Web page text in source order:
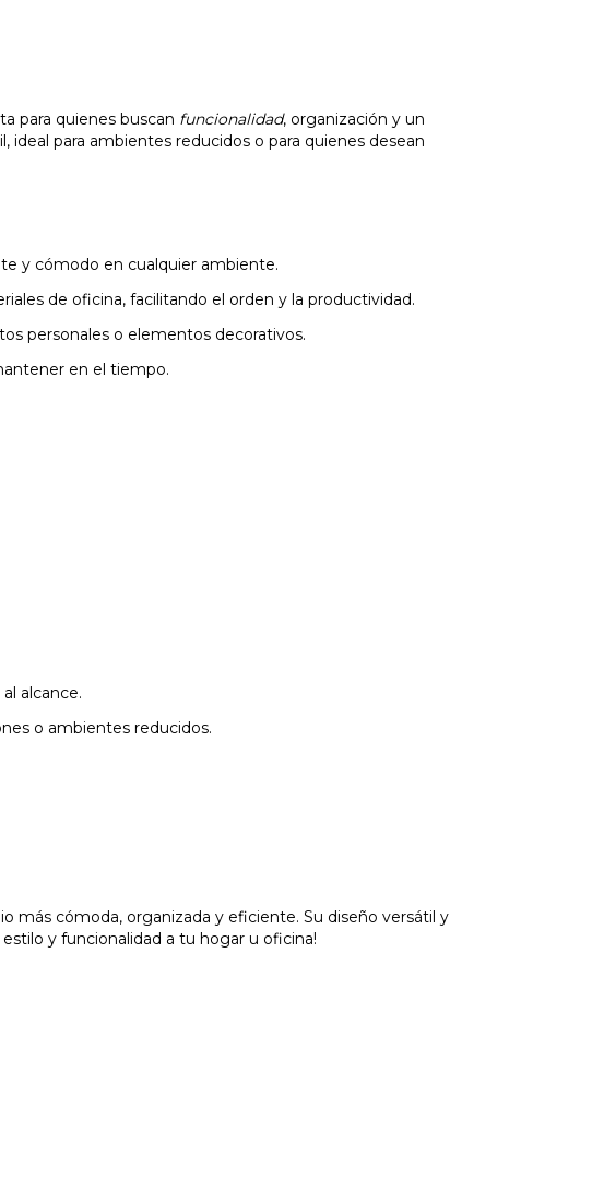
para quienes buscan funcionalidad, organización y un
para ambientes reducidos o para quienes desean
y cómodo en cualquier ambiente.
de oficina, facilitando el orden y la productividad.
personales o elementos decorativos.
en el tiempo.
alcance.
o ambientes reducidos.
más cómoda, organizada y eficiente. Su diseño versátil y
y funcionalidad a tu hogar u oficina!